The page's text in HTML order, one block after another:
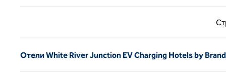
Отели White River Junction EV Charging Hotels by Brand